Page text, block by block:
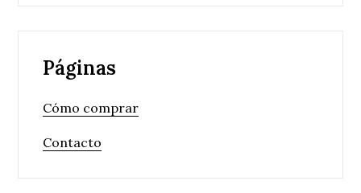
Páginas
Cómo comprar
Contacto